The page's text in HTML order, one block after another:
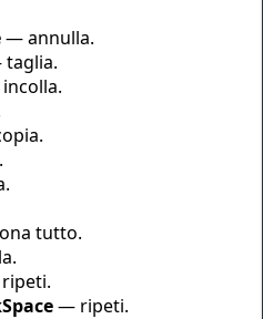
— annulla.
tutto.
— ripeti.